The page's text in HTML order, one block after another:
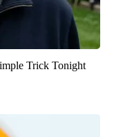
Trick Tonight